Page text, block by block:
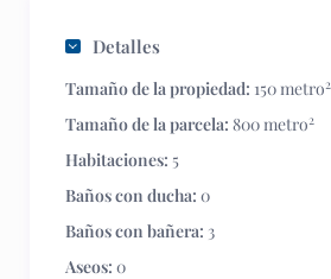
Detalles
Tamaño de la propiedad: 150 metro2
Tamaño de la parcela: 800 metro2
Habitaciones: 5
Baños con ducha: 0
Baños con bañera: 3
Aseos: 0